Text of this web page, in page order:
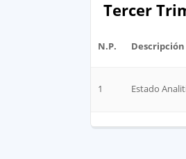
Tercer
N.P. Descripción
1 Estado